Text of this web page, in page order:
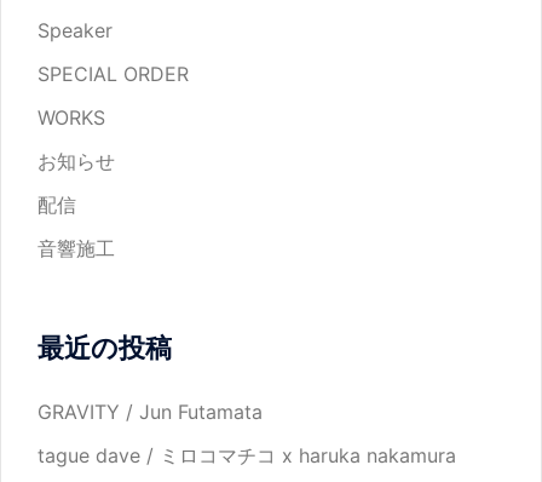
Speaker
SPECIAL ORDER
WORKS
お知らせ
配信
音響施工
最近の投稿
GRAVITY / Jun Futamata
tague dave / ミロコマチコ x haruka nakamura